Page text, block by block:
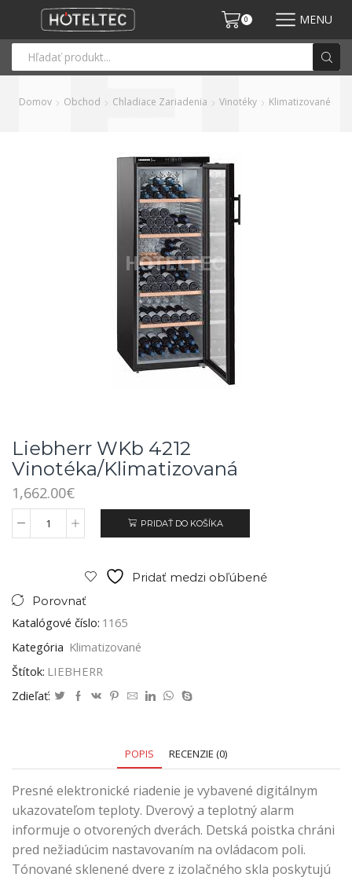
0 MENU
Domov Obchod Chladiace Zariadenia Vinotéky Klimatizované
Liebherr WKb 4212
Vinotéka/klimatizovaná
1,662.00€
PRIDAŤ DO KOŠÍKA
Pridať medzi obľúbené
Porovnať
Katalógové číslo: 1165
Kategória Klimatizované
Štítok: LIEBHERR
Zdieľať:
POPIS RECENZIE (0)
Presné elektronické riadenie je vybavené digitálnym
ukazovateľom teploty. Dverový a teplotný alarm
informuje o otvorených dverách. Detská poistka chráni
pred nežiadúcim nastavovaním na ovládacom poli.
Tónované sklenené dvere z izolačného skla poskytujú